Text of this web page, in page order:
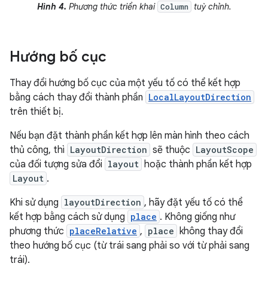
Hình 4. Phương thức triển khai Column tuỳ chỉnh.
Hướng bố cục
Thay đổi hướng bố cục của một yếu tố có thể kết hợp
bằng cách thay đổi thành phần LocalLayoutDirection
trên thiết bị.
Nếu bạn đặt thành phần kết hợp lên màn hình theo cách
thủ công, thì LayoutDirection sẽ thuộc LayoutScope
của đối tượng sửa đổi layout hoặc thành phần kết hợp
Layout .
Khi sử dụng layoutDirection , hãy đặt yếu tố có thể
kết hợp bằng cách sử dụng place . Không giống như
phương thức placeRelative , place
không thay đổi
theo hướng bố cục (từ trái sang phải so với từ phải sang
trái).